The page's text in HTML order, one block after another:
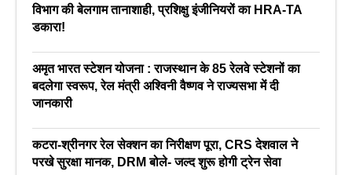
विभाग की बेलगाम तानाशाही, प्रशिक्षु इंजीनियरों का HRA-TA
डकारा!
अमृत भारत स्टेशन योजना : राजस्थान के 85 रेलवे स्टेशनों का
बदलेगा स्वरूप, रेल मंत्री अश्विनी वैष्णव ने राज्यसभा में दी
जानकारी
कटरा-श्रीनगर रेल सेक्शन का निरीक्षण पूरा, CRS देशवाल ने
परखे सुरक्षा मानक, DRM बोले- जल्द शुरू होगी ट्रेन सेवा